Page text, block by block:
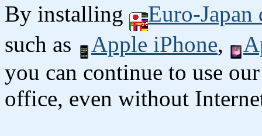
By installing
Euro-
such as
Apple iPhone,
you can continue to use
office, even without